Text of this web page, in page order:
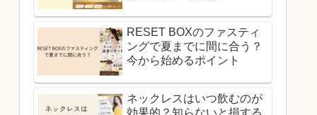
RESET BOXのファスティ
ングで夏までに間に合う？
今から始めるポイント
ネックレスはいつ飲むのが
効果的？知らないと損する